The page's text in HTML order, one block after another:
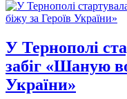
У Тернополі
забіг «Шаную
України»